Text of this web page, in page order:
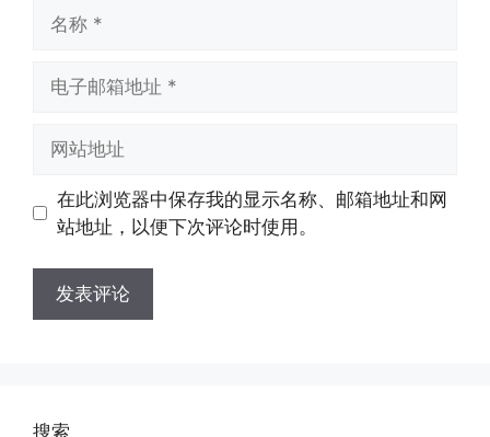
址
址
在此浏览器中保存我的显示名称、邮箱地址和网
站地址，以便下次评论时使用。
搜索